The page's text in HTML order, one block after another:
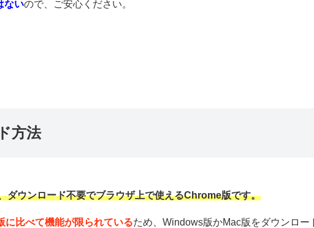
ないので、ご安心ください。
方法
ウンロード不要でブラウザ上で使えるChrome版です。
比べて機能が限られているため、Windows版かMac版をダウンロー